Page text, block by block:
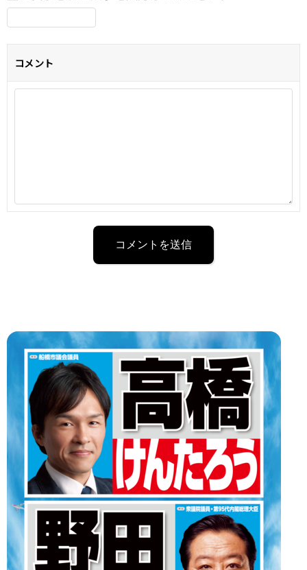
コメント